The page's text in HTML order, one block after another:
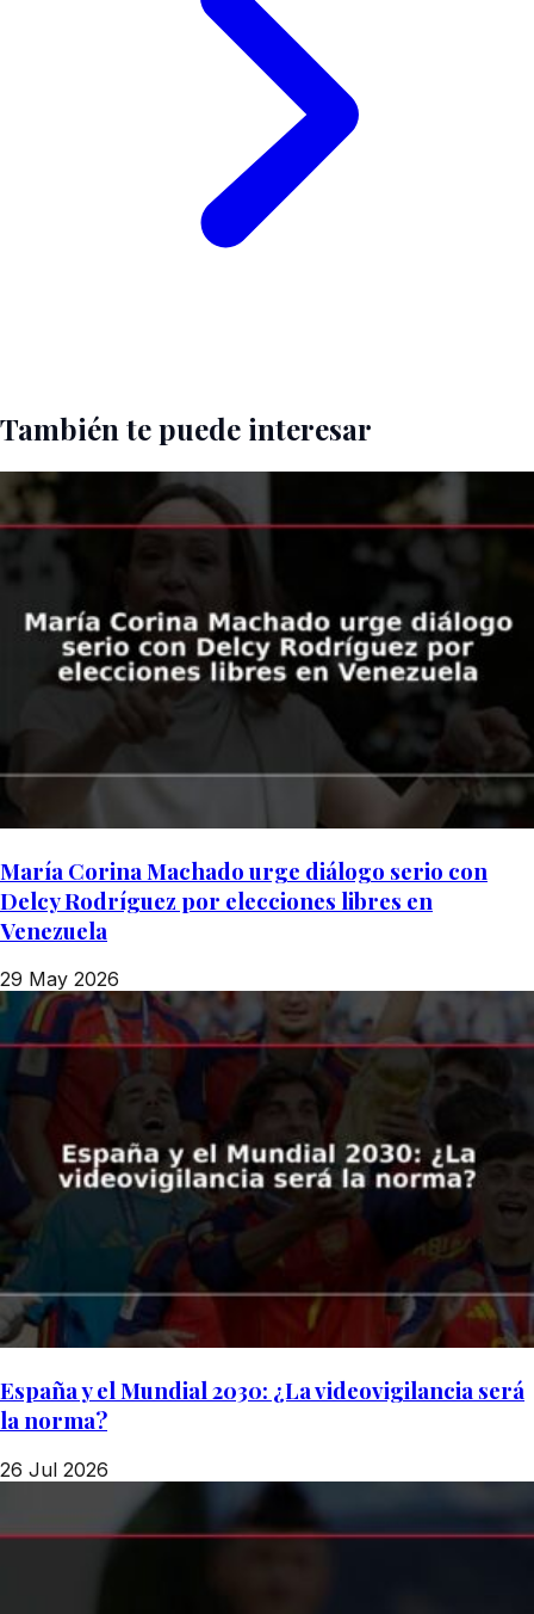
También te puede interesar
María Corina Machado urge diálogo serio con
Delcy Rodríguez por elecciones libres en
Venezuela
29 May 2026
España y el Mundial 2030: ¿La videovigilancia será
la norma?
26 Jul 2026